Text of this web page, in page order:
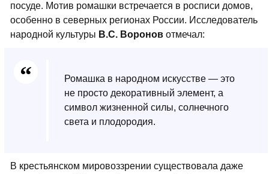
посуде. Мотив ромашки встречается в росписи домов,
особенно в северных регионах России. Исследователь
народной культуры В.С. Воронов отмечал:
Ромашка в народном искусстве — это
не просто декоративный элемент, а
символ жизненной силы, солнечного
света и плодородия.
В крестьянском мировоззрении существовала даже